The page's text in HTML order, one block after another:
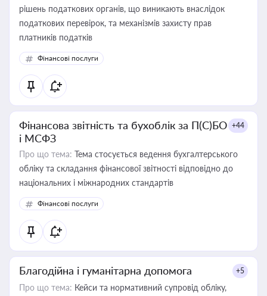
рішень податкових органів, що виникають внаслідок
податкових перевірок, та механізмів захисту прав
платників податків
Фінансові послуги
Фінансова звітність та бухоблік за П(С)БО
і МСФЗ
+44
Про що тема: Тема стосується ведення бухгалтерського
обліку та складання фінансової звітності відповідно до
національних і міжнародних стандартів
Фінансові послуги
Благодійна і гуманітарна допомога +5
Про що тема: Кейси та нормативний супровід обліку,